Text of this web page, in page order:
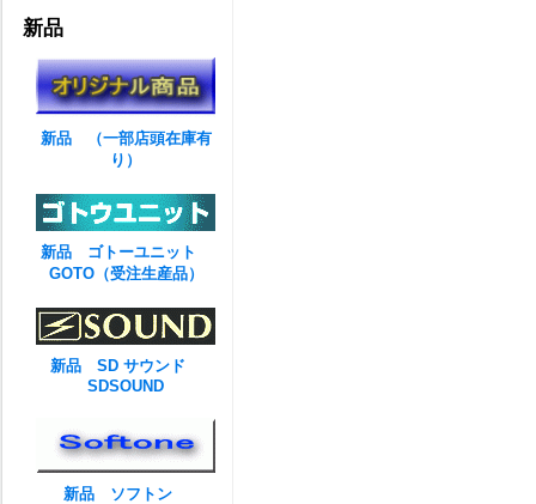
新品
新品 （一部店頭在庫有
り）
新品 ゴトーユニット
GOTO（受注生産品）
新品 SD サウンド
SDSOUND
新品 ソフトン